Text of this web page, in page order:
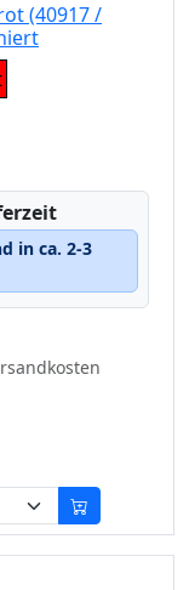
(40917 /
in ca. 2-3